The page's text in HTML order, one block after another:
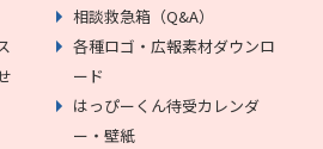
相談救急箱（Q&A）
各種ロゴ・広報素材ダウンロ
ード
はっぴーくん待受カレンダ
ー・壁紙